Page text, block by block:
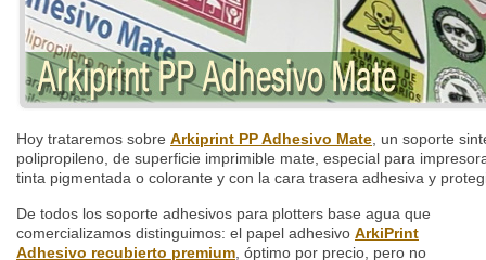
Hoy trataremos sobre Arkiprint PP Adhesivo Mate, un soporte
polipropileno, de superficie imprimible mate, especial para
tinta pigmentada o colorante y con la cara trasera adhesiva y
De todos los soporte adhesivos para plotters base agua que
comercializamos distinguimos: el papel adhesivo ArkiPrint
Adhesivo recubierto premium, óptimo por precio, pero no